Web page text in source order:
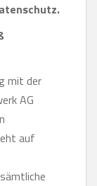
mit der
AG
auf